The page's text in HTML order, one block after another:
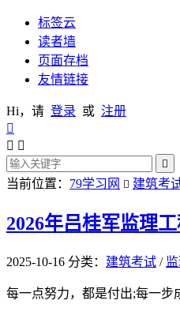
标签云
读者墙
页面存档
友情链接
Hi，请 登录 或 注册

 

当前位置： 79学习网  建筑考
2026年吕桂军监理
2025-10-16 分类： 建筑考试 /
每一点努力，都是付出;每一步